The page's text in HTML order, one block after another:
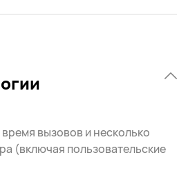
вызовов и несколько
(включая пользовательские